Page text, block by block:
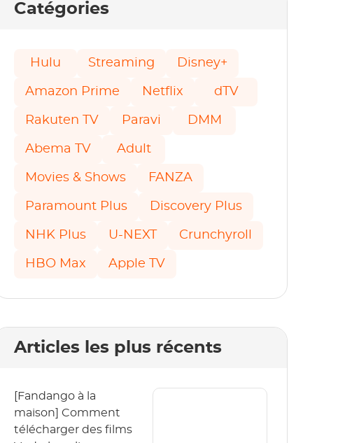
Catégories
Hulu Streaming Disney+
Amazon Prime Netflix dTV
Rakuten TV Paravi DMM
Abema TV Adult
Movies & Shows FANZA
Paramount Plus Discovery Plus
NHK Plus U-NEXT Crunchyroll
HBO Max Apple TV
Articles les plus récents
[Fandango à la
maison] Comment
télécharger des films